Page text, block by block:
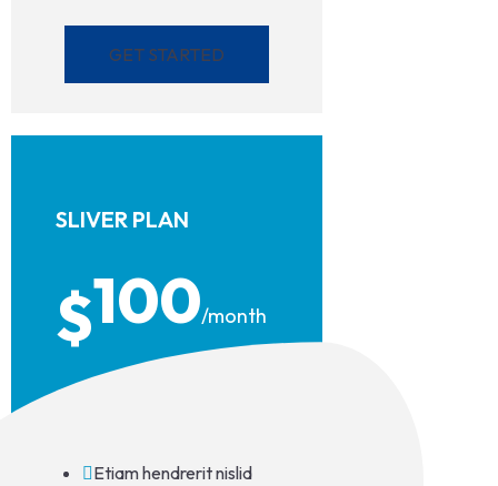
GET STARTED
SLIVER PLAN
$100/month
Etiam hendrerit nislid